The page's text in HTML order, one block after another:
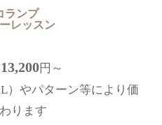
ランプ
レッスン
13,200円～
）やパターン等により価
ります